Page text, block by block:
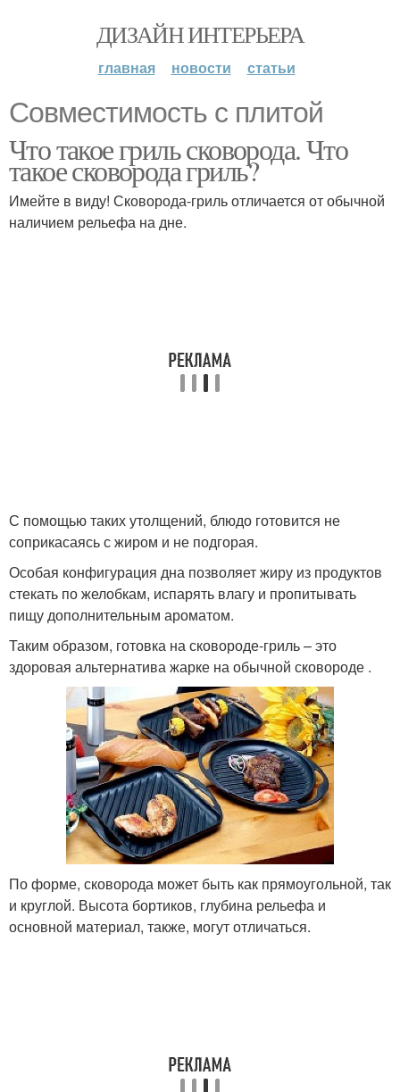
ДИЗАЙН ИНТЕРЬЕРА
главная новости статьи
Совместимость с плитой
Что такое гриль сковорода. Что
такое сковорода гриль?
Имейте в виду! Сковорода-гриль отличается от обычной
наличием рельефа на дне.
С помощью таких утолщений, блюдо готовится не
соприкасаясь с жиром и не подгорая.
Особая конфигурация дна позволяет жиру из продуктов
стекать по желобкам, испарять влагу и пропитывать
пищу дополнительным ароматом.
Таким образом, готовка на сковороде-гриль – это
здоровая альтернатива жарке на обычной сковороде .
По форме, сковорода может быть как прямоугольной, так
и круглой. Высота бортиков, глубина рельефа и
основной материал, также, могут отличаться.